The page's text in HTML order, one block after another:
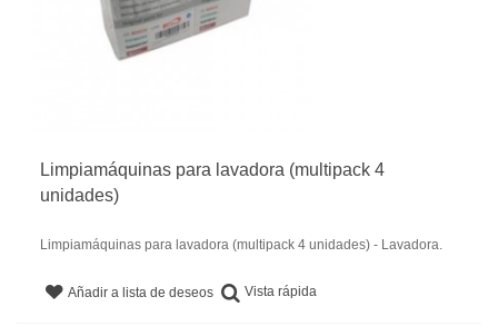
Limpiamáquinas para lavadora (multipack 4
unidades)
Limpiamáquinas para lavadora (multipack 4 unidades) - Lavadora.
Añadir a lista de deseos Vista rápida